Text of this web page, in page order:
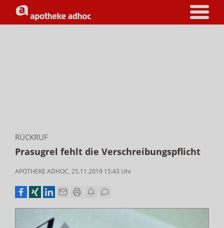
RÜCKRUF
Prasugrel fehlt die Verschreibungspflicht
APOTHEKE ADHOC, 25.11.2019 15:43 Uhr